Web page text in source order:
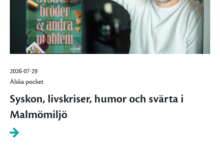
2026-07-29
Älska pocket
Syskon, livskriser, humor och svärta i
Malmömiljö